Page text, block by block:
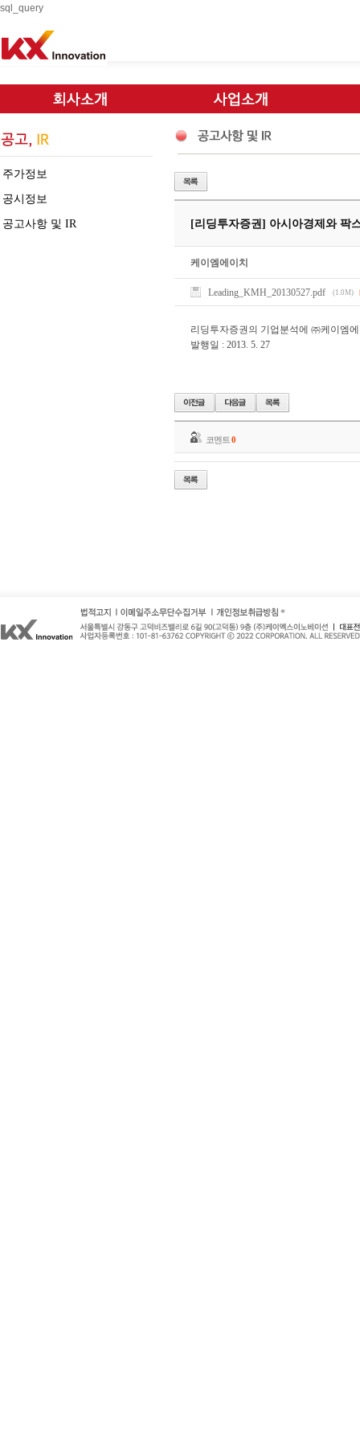
sql_query
주가정보
공시정보
공고사항 및 IR [리딩투자증권] 아시아경제와 팍
케이엠에이치
Leading_KMH_20130527.pdf (1.0M)
리딩투자증권의 기업분석에 ㈜케이엠
발행일 : 2013. 5. 27
코멘트 0
*